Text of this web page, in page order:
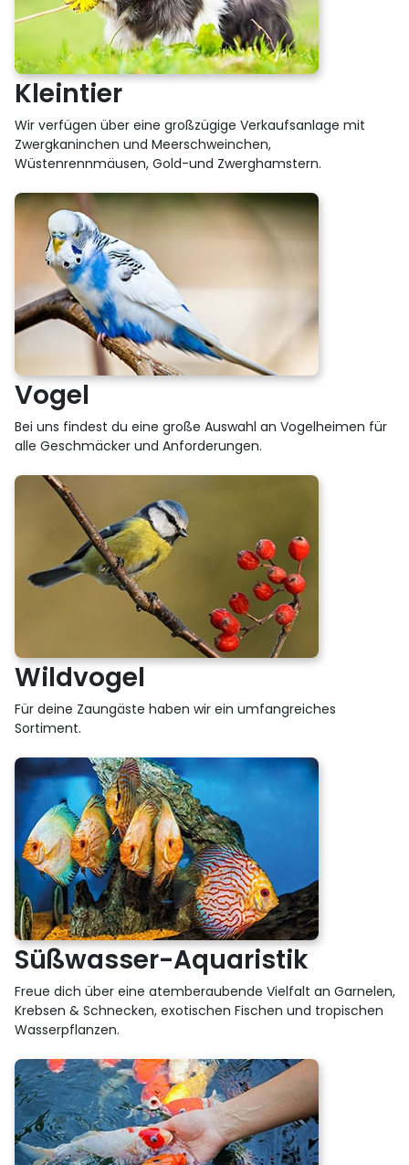
Kleintier
Wir verfügen über eine großzügige Verkaufsanlage mit
Zwergkaninchen und Meerschweinchen,
Wüstenrennmäusen, Gold-und Zwerghamstern.
Vogel
Bei uns findest du eine große Auswahl an Vogelheimen für
alle Geschmäcker und Anforderungen.
Wildvogel
Für deine Zaungäste haben wir ein umfangreiches
Sortiment.
Süßwasser-Aquaristik
Freue dich über eine atemberaubende Vielfalt an Garnelen,
Krebsen & Schnecken, exotischen Fischen und tropischen
Wasserpflanzen.